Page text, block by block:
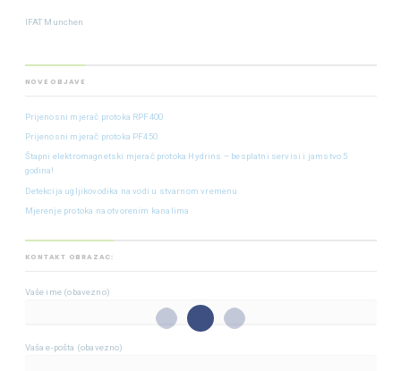
IFAT Munchen
NOVE OBJAVE
Prijenosni mjerač protoka RPF400
Prijenosni mjerač protoka PF450
Štapni elektromagnetski mjerač protoka Hydrins – besplatni servisi i jamstvo 5
godina!
Detekcija ugljikovodika na vodi u stvarnom vremenu
Mjerenje protoka na otvorenim kanalima
KONTAKT OBRAZAC:
Vaše ime (obavezno)
Vaša e-pošta (obavezno)